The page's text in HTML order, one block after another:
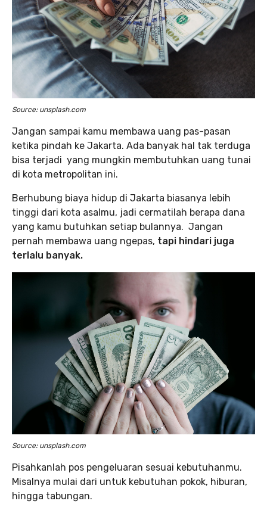
Source: unsplash.com
Jangan sampai kamu membawa uang pas-pasan
ketika pindah ke Jakarta. Ada banyak hal tak terduga
bisa terjadi yang mungkin membutuhkan uang tunai
di kota metropolitan ini.
Berhubung biaya hidup di Jakarta biasanya lebih
tinggi dari kota asalmu, jadi cermatilah berapa dana
yang kamu butuhkan setiap bulannya. Jangan
pernah membawa uang ngepas, tapi hindari juga
terlalu banyak.
Source: unsplash.com
Pisahkanlah pos pengeluaran sesuai kebutuhanmu.
Misalnya mulai dari untuk kebutuhan pokok, hiburan,
hingga tabungan.